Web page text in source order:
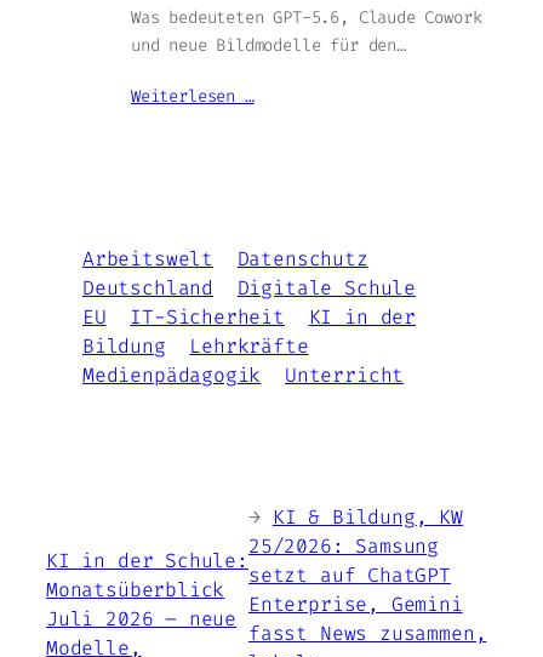
Was bedeuteten GPT-5.6, Claude Cowork
und neue Bildmodelle für den…
Weiterlesen …
Arbeitswelt
Datenschutz
Deutschland
Digitale Schule
EU
IT-Sicherheit
KI in der
Bildung
Lehrkräfte
Medienpädagogik
Unterricht
KI in der Schule:
Monatsüberblick
Juli 2026 – neue
Modelle,
← KI & Bildung, KW
25/2026: Samsung
setzt auf ChatGPT
Enterprise, Gemini
fasst News zusammen,